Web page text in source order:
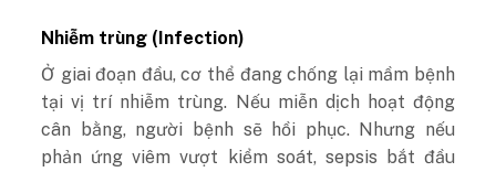
Nhiễm trùng (Infection)
Ở giai đoạn đầu, cơ thể đang chống lại mầm bệnh
tại vị trí nhiễm trùng. Nếu miễn dịch hoạt động
cân bằng, người bệnh sẽ hồi phục. Nhưng nếu
phản ứng viêm vượt kiểm soát, sepsis bắt đầu